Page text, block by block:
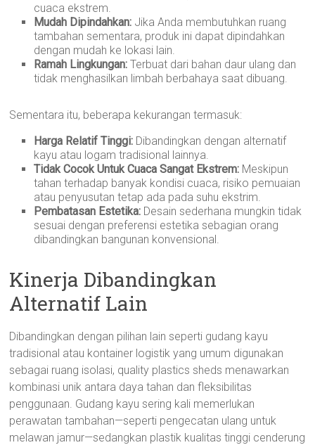
cuaca ekstrem.
Mudah Dipindahkan: Jika Anda membutuhkan ruang
tambahan sementara, produk ini dapat dipindahkan
dengan mudah ke lokasi lain.
Ramah Lingkungan: Terbuat dari bahan daur ulang dan
tidak menghasilkan limbah berbahaya saat dibuang.
Sementara itu, beberapa kekurangan termasuk:
Harga Relatif Tinggi: Dibandingkan dengan alternatif
kayu atau logam tradisional lainnya.
Tidak Cocok Untuk Cuaca Sangat Ekstrem: Meskipun
tahan terhadap banyak kondisi cuaca, risiko pemuaian
atau penyusutan tetap ada pada suhu ekstrim.
Pembatasan Estetika: Desain sederhana mungkin tidak
sesuai dengan preferensi estetika sebagian orang
dibandingkan bangunan konvensional.
Kinerja Dibandingkan
Alternatif Lain
Dibandingkan dengan pilihan lain seperti gudang kayu
tradisional atau kontainer logistik yang umum digunakan
sebagai ruang isolasi, quality plastics sheds menawarkan
kombinasi unik antara daya tahan dan fleksibilitas
penggunaan. Gudang kayu sering kali memerlukan
perawatan tambahan—seperti pengecatan ulang untuk
melawan jamur—sedangkan plastik kualitas tinggi cenderung